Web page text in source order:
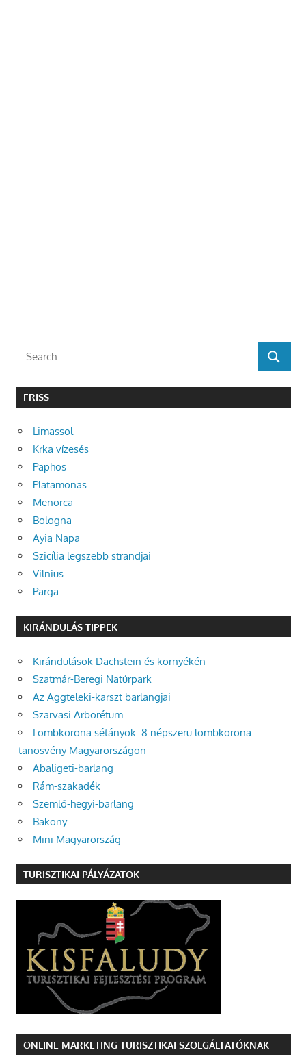
Search
for:
SEARCH
FRISS
Limassol
Krka vízesés
Paphos
Platamonas
Menorca
Bologna
Ayia Napa
Szicília legszebb strandjai
Vilnius
Parga
KIRÁNDULÁS TIPPEK
Kirándulások Dachstein és környékén
Szatmár-Beregi Natúrpark
Az Aggteleki-karszt barlangjai
Szarvasi Arborétum
Lombkorona sétányok: 8 népszerű lombkorona
tanösvény Magyarországon
Abaligeti-barlang
Rám-szakadék
Szemlő-hegyi-barlang
Bakony
Mini Magyarország
TURISZTIKAI PÁLYÁZATOK
ONLINE MARKETING TURISZTIKAI SZOLGÁLTATÓKNAK